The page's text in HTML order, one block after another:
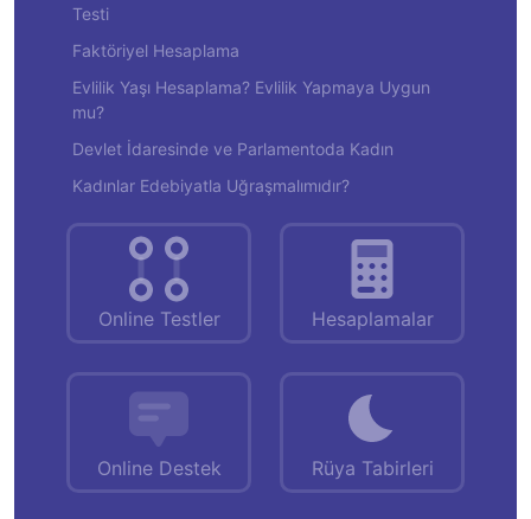
Testi
Faktöriyel Hesaplama
Evlilik Yaşı Hesaplama? Evlilik Yapmaya Uygun
mu?
Devlet İdaresinde ve Parlamentoda Kadın
Kadınlar Edebiyatla Uğraşmalımıdır?
Online Testler Hesaplamalar
Online Destek Rüya Tabirleri